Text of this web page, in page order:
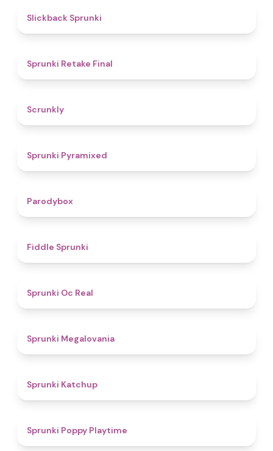
Slickback Sprunki
Sprunki Retake Final
Scrunkly
Sprunki Pyramixed
Parodybox
Fiddle Sprunki
Sprunki Oc Real
Sprunki Megalovania
Sprunki Katchup
Sprunki Poppy Playtime